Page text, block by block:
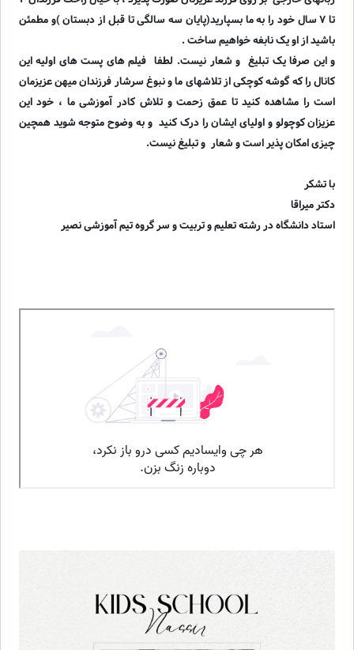
تا ۷ سال خود را به ما بسپارید(پایان سه سالگی تا قبل از دبستان )و مطمئن
باشید از او یک نابغه خواهیم ساخت .
و این صرفا یک تبلیغ و شعار نیست. لطفا فیلم های پست های اولیه این
کانال را که گوشه کوچکی از تلاشهای ما و نبوغ سرشار فرزندان میهن عزیزمان
است را مشاهده کنید تا عمق زحمت و تلاش کادر آموزشی ما ، خود این
عزیزان کوچولو و اولیای ایشان را درک کنید و به وضوح متوجه شوید همچین
چیزی امکان پذیر است و شعار و تبلیغ نیست.
با تشکر
دکتر میراقا
استاد دانشگاه در رشته تعلیم و تربیت و سر گروه تیم آموزشی نصیر